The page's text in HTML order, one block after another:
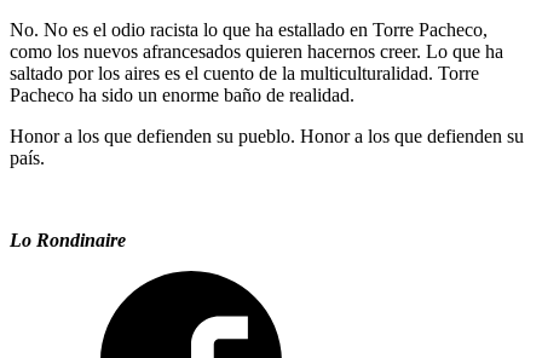
No. No es el odio racista lo que ha estallado en Torre Pacheco,
como los nuevos afrancesados quieren hacernos creer. Lo que ha
saltado por los aires es el cuento de la multiculturalidad. Torre
Pacheco ha sido un enorme baño de realidad.
Honor a los que defienden su pueblo. Honor a los que defienden su
país.
Lo Rondinaire